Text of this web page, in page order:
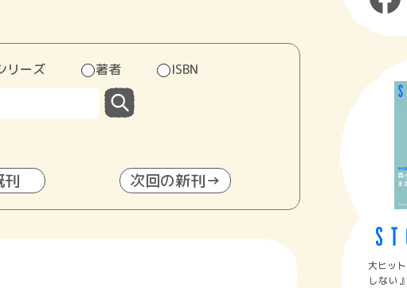
リーズ 著者 ISBN
刊 次回の新刊→
大ヒッ
しない